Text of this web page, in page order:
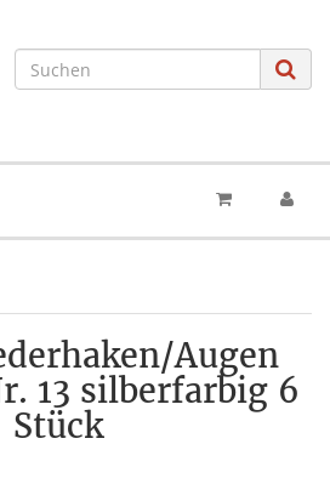
Augen
13 silberfarbig 6
Stück